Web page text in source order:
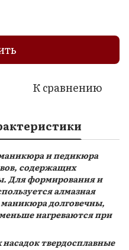
К сравнению
и педикюра
содержащих
Для формирования и
алмазная
долговечны,
нагреваются при
твердосплавные